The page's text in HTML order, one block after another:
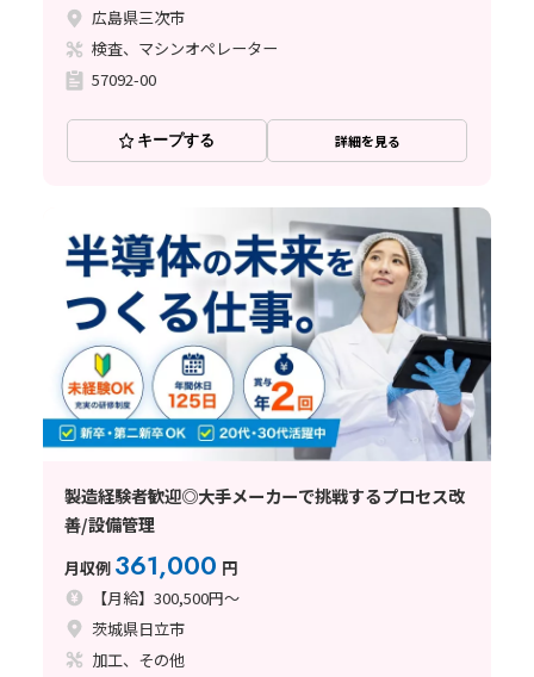
広島県三次市
検査、マシンオペレーター
57092-00
キープする 詳細を見る
製造経験者歓迎◎大手メーカーで挑戦するプロセス改
善/設備管理
月収例 361,000 円
【月給】300,500円～
茨城県日立市
加工、その他